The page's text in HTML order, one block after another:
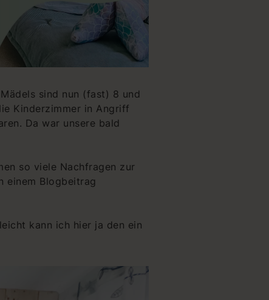
sind nun (fast) 8 und
Kinderzimmer in Angriff
Da war unsere bald
so viele Nachfragen zur
einem Blogbeitrag
kann ich hier ja den ein